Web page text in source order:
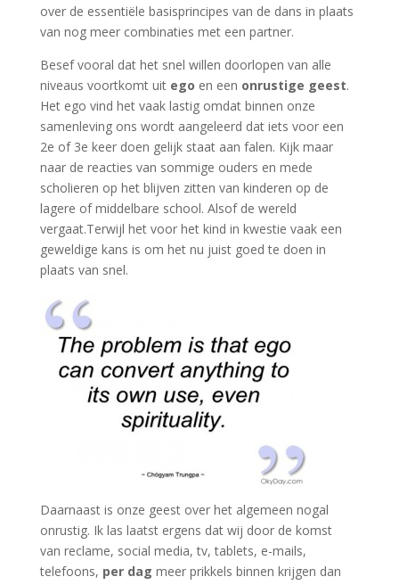
over de essentiële basisprincipes van de dans in plaats
van nog meer combinaties met een partner.
Besef vooral dat het snel willen doorlopen van alle
niveaus voortkomt uitego en een onrustige geest.
Het ego vind het vaak lastig omdat binnen onze
samenleving ons wordt aangeleerd dat iets voor een
2e of 3e keer doen gelijk staat aan falen. Kijk maar
naar de reacties van sommige ouders en mede
scholieren op het blijven zitten van kinderen op de
lagere of middelbare school. Alsof de wereld
vergaat.Terwijl het voor het kind in kwestie vaak een
geweldige kans is om het nu juist goed te doen in
plaats van snel.
Daarnaast is onze geest over het algemeen nogal
onrustig. Ik las laatst ergens dat wij door de komst
van reclame, social media, tv, tablets, e-mails,
telefoons, per dag meer prikkels binnen krijgen dan